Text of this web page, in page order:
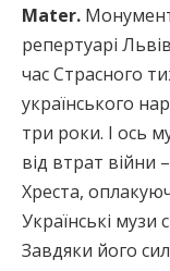
Mater.
репертуарі
час Страсного
українського
три роки. І ось
від втрат війни
Хреста,
Українські музи
Завдяки його